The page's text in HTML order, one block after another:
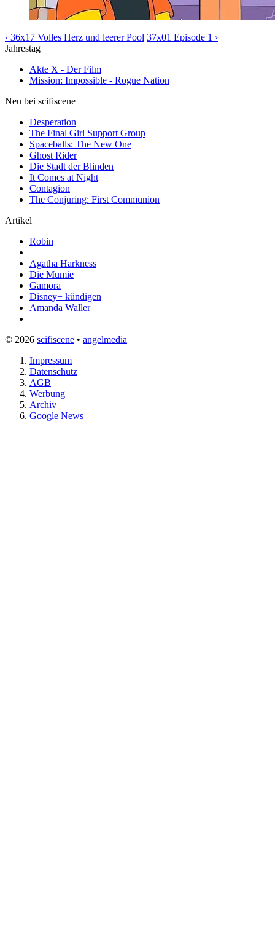
‹ 36x17 Volles Herz und leerer Pool 37x01 Episode 1 ›
Jahrestag
Akte X - Der Film
Mission: Impossible - Rogue Nation
Neu bei scifiscene
Desperation
The Final Girl Support Group
Spaceballs: The New One
Ghost Rider
Die Stadt der Blinden
It Comes at Night
Contagion
The Conjuring: First Communion
Artikel
Robin
Agatha Harkness
Die Mumie
Gamora
Disney+ kündigen
Amanda Waller
© 2026 scifiscene • angelmedia
Impressum
Datenschutz
AGB
Werbung
Archiv
Google News